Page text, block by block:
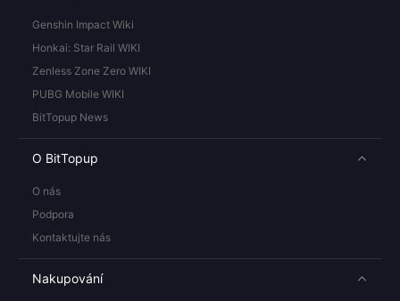
Genshin Impact Wiki
Honkai: Star Rail WIKI
Zenless Zone Zero WIKI
PUBG Mobile WIKI
BitTopup News
O BitTopup
O nás
Podpora
Kontaktujte nás
Nakupování